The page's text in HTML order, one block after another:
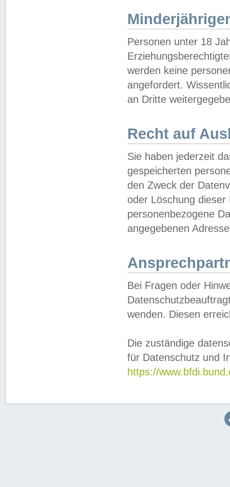
Personen unter 18
werden keine
angefordert.
an Dritte
Recht auf
Sie haben jederzeit
gespeicherten
den Zweck der
oder Löschung
personenbezogene
angegebenen
Bei Fragen oder
wenden. Diesen
Die zuständige
für Datenschutz und
https://